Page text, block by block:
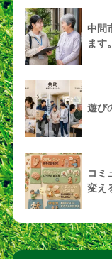
中間
ます。
遊び
コミ
変え